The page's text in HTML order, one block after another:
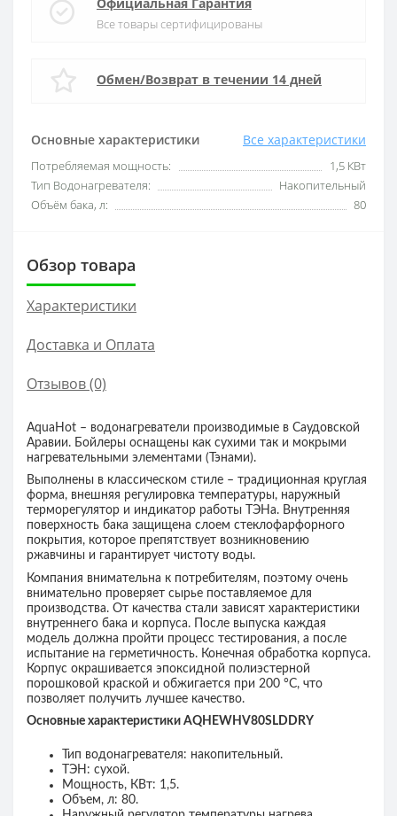
Основные характеристики Все характеристики
Потребляемая мощность:
1,5 КВт
Тип Водонагревателя:
Накопительный
Объём бака, л:
80
Все товары сертифицированы
Обмен/Возврат в течении 14 дней
Обзор товара
Характеристики
Доставка и Оплата
Отзывов (0)
AquaHot – водонагреватели производимые в Саудовской
Аравии. Бойлеры оснащены как сухими так и мокрыми
нагревательными элементами (Тэнами).
Выполнены в классическом стиле – традиционная круглая
форма, внешняя регулировка температуры, наружный
терморегулятор и индикатор работы ТЭНа. Внутренняя
поверхность бака защищена слоем стеклофарфорного
покрытия, которое препятствует возникновению
ржавчины и гарантирует чистоту воды.
Компания внимательна к потребителям, поэтому очень
внимательно проверяет сырье поставляемое для
производства. От качества стали зависят характеристики
внутреннего бака и корпуса. После выпуска каждая
модель должна пройти процесс тестирования, а после
испытание на герметичность. Конечная обработка корпуса.
Корпус окрашивается эпоксидной полиэстерной
порошковой краской и обжигается при 200 °С, что
позволяет получить лучшее качество.
Основные характеристики AQHEWHV80SLDDRY
Тип водонагревателя: накопительный.
ТЭН: сухой.
Мощность, КВт: 1,5.
Объем, л: 80.